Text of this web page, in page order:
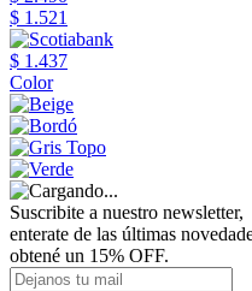
$ 1.521
$ 1.437
Color
Suscribite a nuestro newsletter,
enterate de las últimas
obtené un 15% OFF.